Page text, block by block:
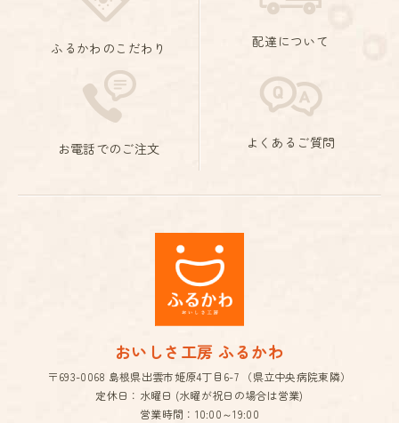
ふるかわのこだわり 配達について
お電話でのご注文 よくあるご質問
おいしさ工房 ふるかわ
〒693-0068 島根県出雲市姫原4丁目6-7 （県立中央病院東隣）
定休日：水曜日 (水曜が祝日の場合は営業)
営業時間：10:00～19:00